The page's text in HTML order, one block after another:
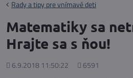
Rady a tipy pre vnímavé deti
Matematiky sa
Hrajte sa s ňou!
Pridané
6.9.2018 11:50:22
Počet
6591